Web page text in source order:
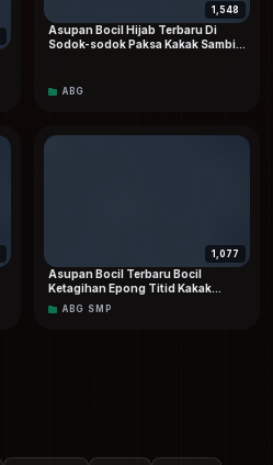
1,548
Asupan Bocil Hijab Terbaru Di
Sodok-sodok Paksa Kakak Sambil
ABG
1,077
Asupan Bocil Terbaru Bocil
Ketagihan Epong Titid Kakak
Sampai Crotttt Berkali-kali HD
Dood
ABG SMP